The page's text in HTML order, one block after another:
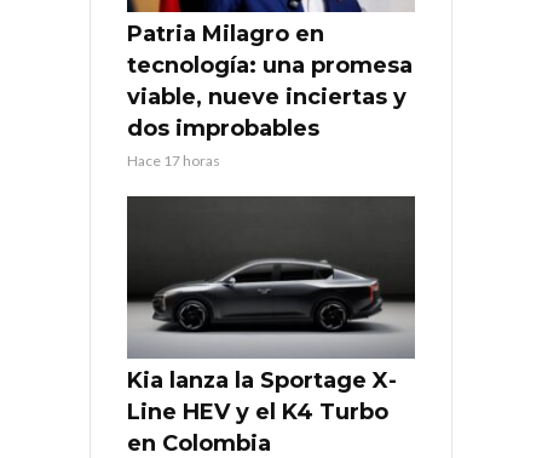
Patria Milagro en
tecnología: una promesa
viable, nueve inciertas y
dos improbables
Hace 17 horas
Kia lanza la Sportage X-
Line HEV y el K4 Turbo
en Colombia